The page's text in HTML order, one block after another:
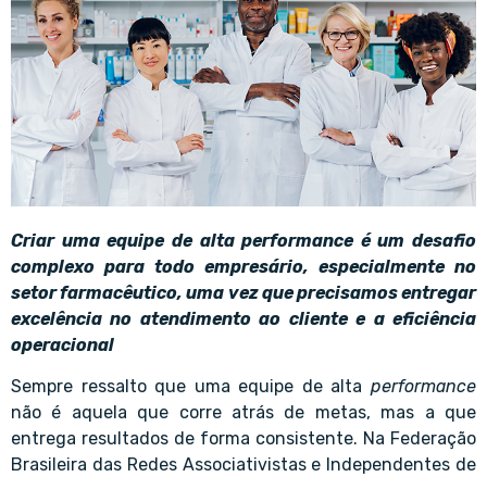
Criar uma equipe de alta performance é um desafio
complexo para todo empresário, especialmente no
setor farmacêutico, uma vez que precisamos entregar
excelência no atendimento ao cliente e a eficiência
operacional
Sempre ressalto que uma equipe de alta performance
não é aquela que corre atrás de metas, mas a que
entrega resultados de forma consistente. Na Federação
Brasileira das Redes Associativistas e Independentes de